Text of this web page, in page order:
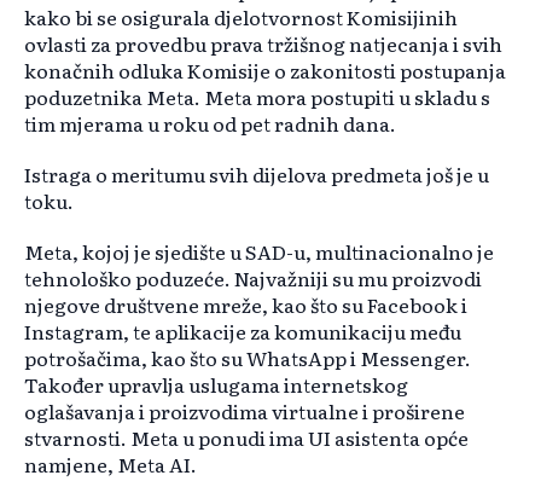
kako bi se osigurala djelotvornost Komisijinih
ovlasti za provedbu prava tržišnog natjecanja i svih
konačnih odluka Komisije o zakonitosti postupanja
poduzetnika Meta. Meta mora postupiti u skladu s
tim mjerama u roku od pet radnih dana.
Istraga o meritumu svih dijelova predmeta još je u
toku.
Meta, kojoj je sjedište u SAD-u, multinacionalno je
tehnološko poduzeće. Najvažniji su mu proizvodi
njegove društvene mreže, kao što su Facebook i
Instagram, te aplikacije za komunikaciju među
potrošačima, kao što su WhatsApp i Messenger.
Također upravlja uslugama internetskog
oglašavanja i proizvodima virtualne i proširene
stvarnosti. Meta u ponudi ima UI asistenta opće
namjene, Meta AI.